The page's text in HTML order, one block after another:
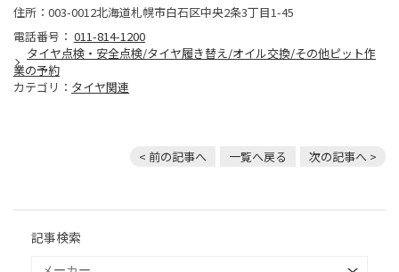
住所：003-0012北海道札幌市白石区中央2条3丁目1-45
電話番号： 011-814-1200
タイヤ点検・安全点検/タイヤ履き替え/オイル交換/その他ピット作
業の予約
カテゴリ： タイヤ関連
< 前の記事へ 一覧へ戻る 次の記事へ >
記事検索